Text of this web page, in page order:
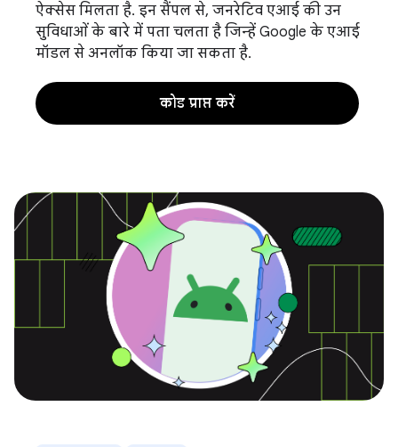
ऐक्सेस मिलता है. इन सैंपल से, जनरेटिव एआई की उन
सुविधाओं के बारे में पता चलता है जिन्हें Google के एआई
मॉडल से अनलॉक किया जा सकता है.
कोड प्राप्त करें